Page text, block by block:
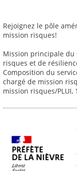
Rejoignez le pôle
mission risques!
Mission principale du
risques et de
Composition du
chargé de mission
mission risques/PLUI,